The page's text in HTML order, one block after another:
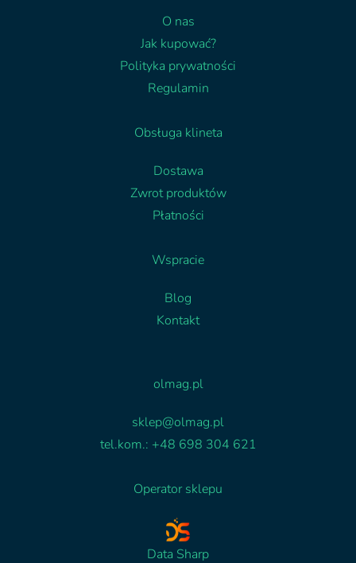
O nas
Jak kupować?
Polityka prywatności
Regulamin
Obsługa klineta
Dostawa
Zwrot produktów
Płatności
Wspracie
Blog
Kontakt
olmag.pl
sklep@olmag.pl
tel.kom.: +48 698 304 621
Operator sklepu
Data Sharp